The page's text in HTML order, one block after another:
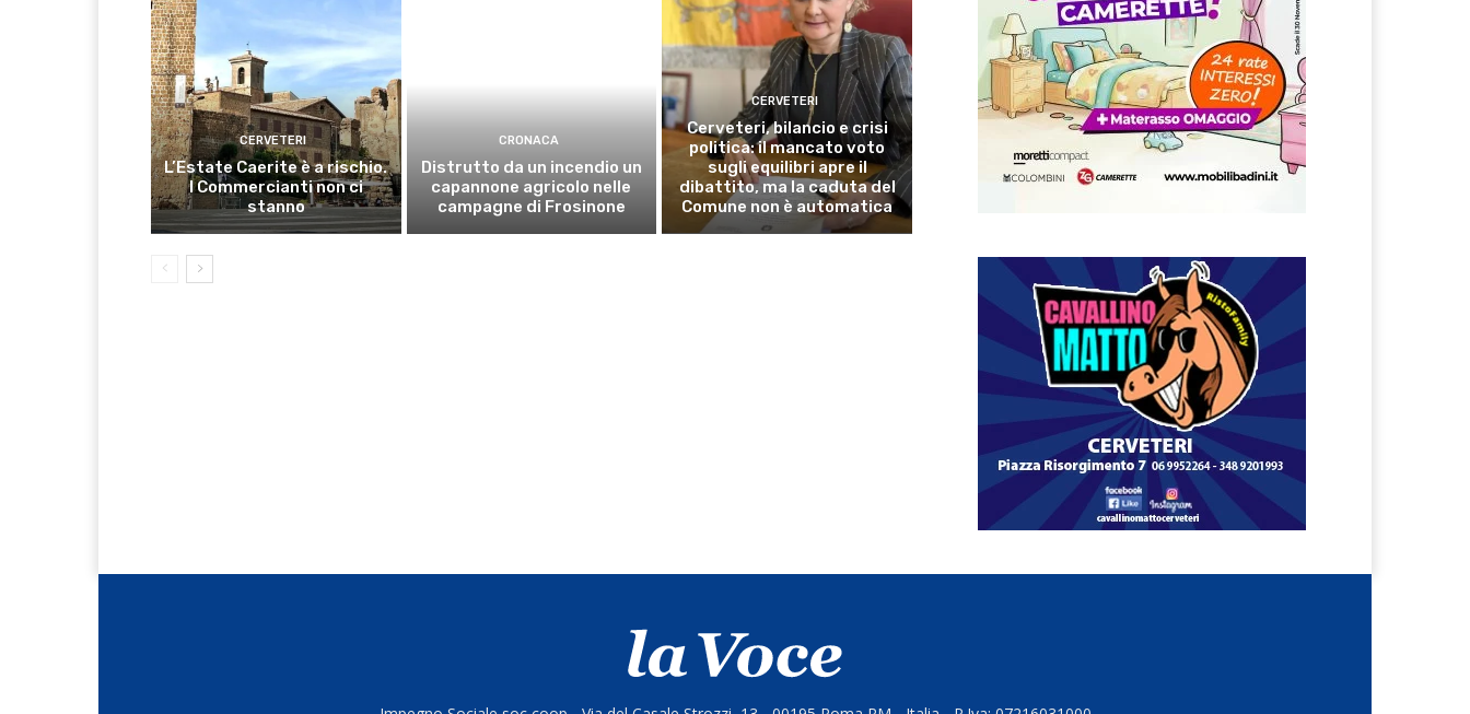
CERVETERI
L’Estate Caerite è a rischio.
I Commercianti non ci
stanno
CRONACA
Distrutto da un incendio un
capannone agricolo nelle
campagne di Frosinone
CERVETERI
Cerveteri, bilancio e crisi
politica: il mancato voto
sugli equilibri apre il
dibattito, ma la caduta del
Comune non è automatica